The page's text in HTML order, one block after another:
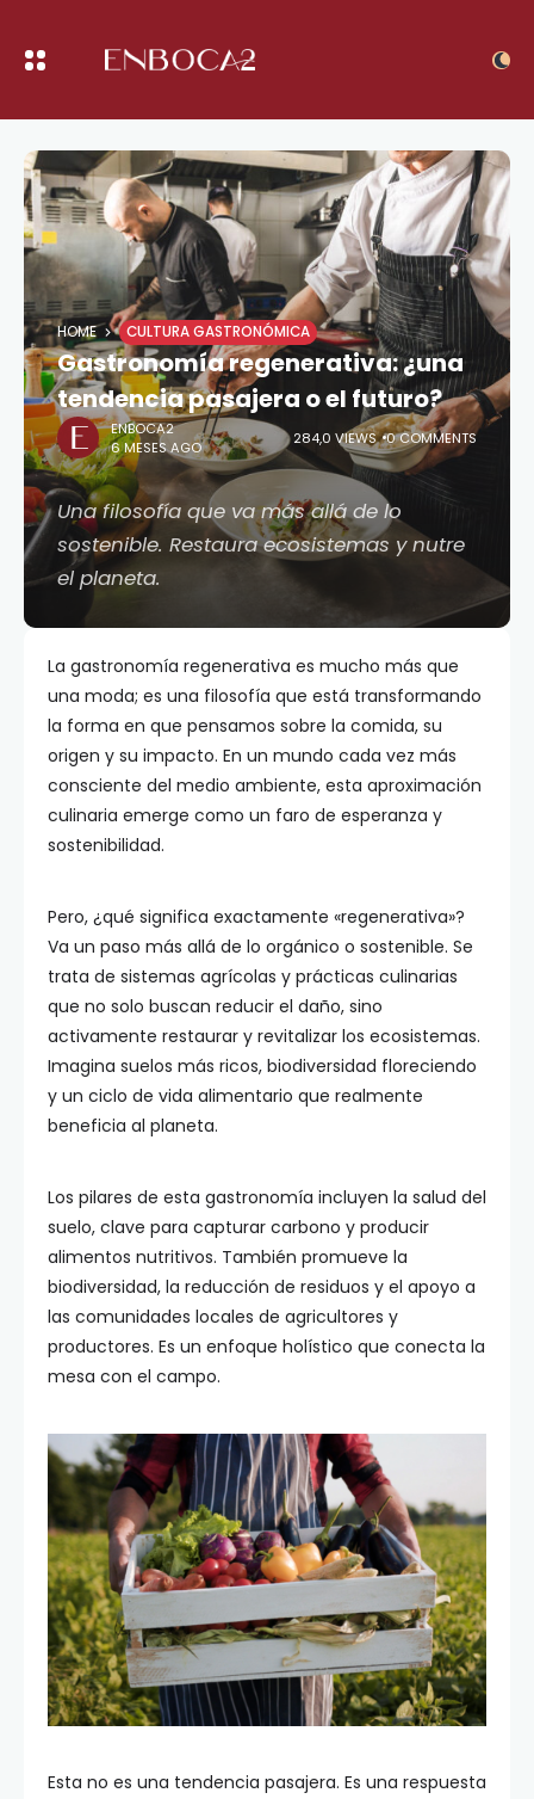
HOME CULTURA GASTRONÓMICA
Gastronomía regenerativa: ¿una
tendencia pasajera o el futuro?
ENBOCA2
6 MESES AGO
284,0 VIEWS 0 COMMENTS
Una filosofía que va más allá de lo
sostenible. Restaura ecosistemas y nutre
el planeta.
La gastronomía regenerativa es mucho más que
una moda; es una filosofía que está transformando
la forma en que pensamos sobre la comida, su
origen y su impacto. En un mundo cada vez más
consciente del medio ambiente, esta aproximación
culinaria emerge como un faro de esperanza y
sostenibilidad.
Pero, ¿qué significa exactamente «regenerativa»?
Va un paso más allá de lo orgánico o sostenible. Se
trata de sistemas agrícolas y prácticas culinarias
que no solo buscan reducir el daño, sino
activamente restaurar y revitalizar los ecosistemas.
Imagina suelos más ricos, biodiversidad floreciendo
y un ciclo de vida alimentario que realmente
beneficia al planeta.
Los pilares de esta gastronomía incluyen la salud del
suelo, clave para capturar carbono y producir
alimentos nutritivos. También promueve la
biodiversidad, la reducción de residuos y el apoyo a
las comunidades locales de agricultores y
productores. Es un enfoque holístico que conecta la
mesa con el campo.
Esta no es una tendencia pasajera. Es una respuesta